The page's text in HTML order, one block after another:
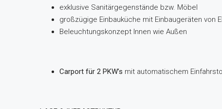
exklusive Sanitärgegenstände bzw. Möbel
großzügige Einbauküche mit Einbaugeräten von
Beleuchtungskonzept Innen wie Außen
Carport für 2 PKW’s mit automatischem